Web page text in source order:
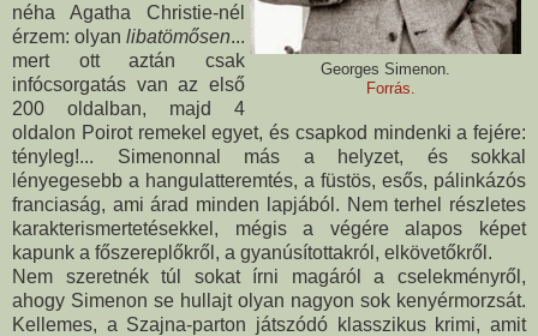
Georges Simenon.
Forrás.
néha Agatha Christie-nél
érzem: olyan libatömősen...
mert ott aztán csak
infócsorgatás van az első
200 oldalban, majd 4
oldalon Poirot remekel egyet, és csapkod mindenki a fejére:
tényleg!... Simenonnal más a helyzet, és sokkal
lényegesebb a hangulatteremtés, a füstös, esős, pálinkázós
franciaság, ami árad minden lapjából. Nem terhel részletes
karakterismertetésekkel, mégis a végére alapos képet
kapunk a főszereplőkről, a gyanúsítottakról, elkövetőkről.
Nem szeretnék túl sokat írni magáról a cselekményről,
ahogy Simenon se hullajt olyan nagyon sok kenyérmorzsát.
Kellemes, a Szajna-parton játszódó klasszikus krimi, amit